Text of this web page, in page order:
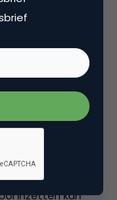
inderdaad met
(wat
de lezer)
weblog.
inzetten kan